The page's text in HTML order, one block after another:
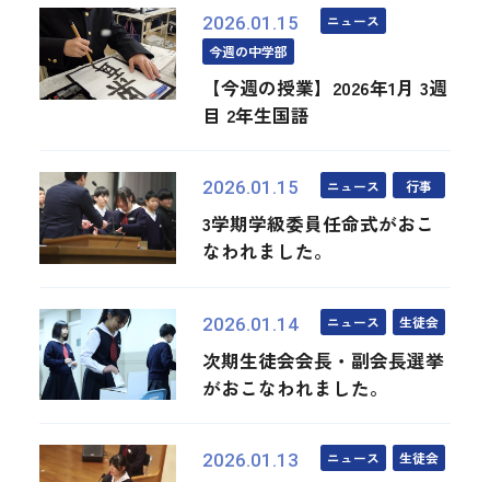
2026.01.15
ニュース
今週の中学部
【今週の授業】2026年1月 3週
目 2年生国語
2026.01.15 ニュース 行事
3学期学級委員任命式がおこ
なわれました。
2026.01.14 ニュース 生徒会
次期生徒会会長・副会長選挙
がおこなわれました。
2026.01.13 ニュース 生徒会